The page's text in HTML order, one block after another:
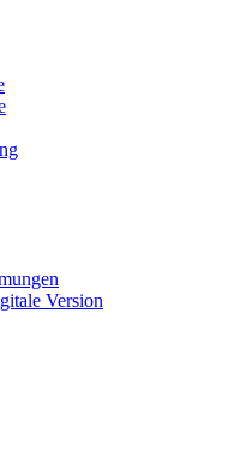
Version